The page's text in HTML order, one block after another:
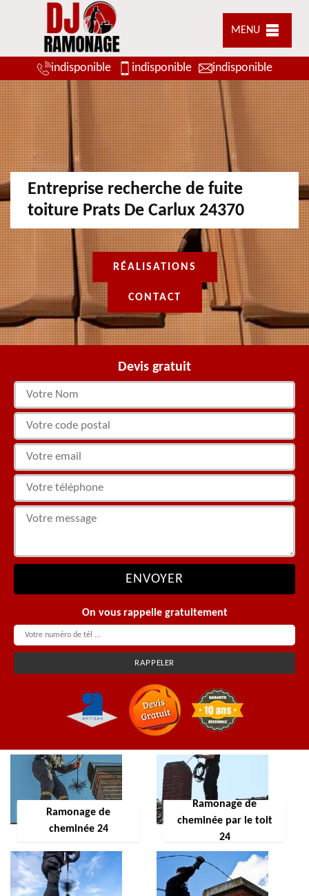
MENU
indisponible indisponible indisponible
Entreprise recherche de fuite
toiture Prats De Carlux 24370
RÉALISATIONS
CONTACT
Devis gratuit
On vous rappelle gratuitement
Ramonage de
cheminée 24
Ramonage de
cheminée par le toit
24